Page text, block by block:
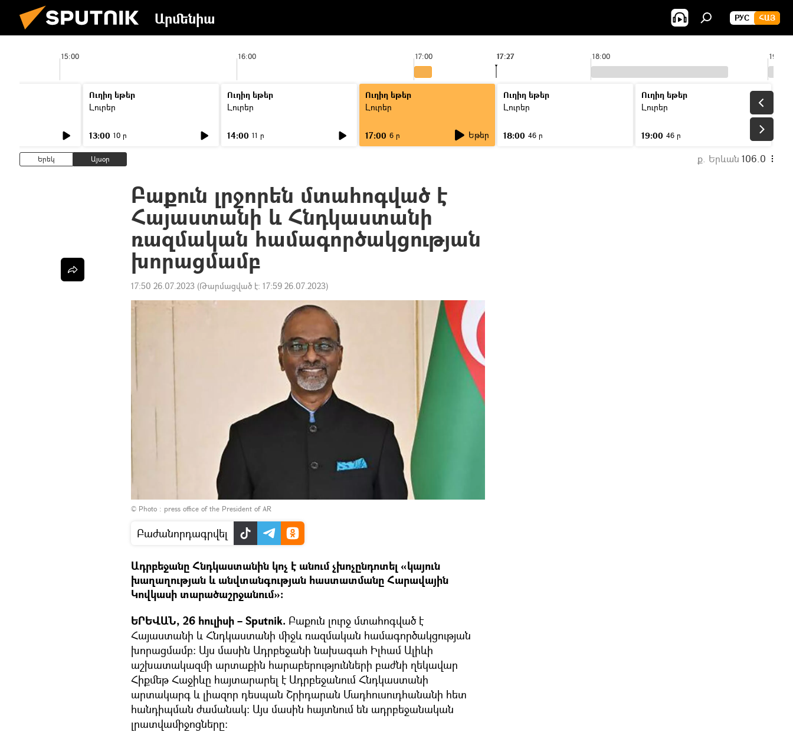
Արմենիա РУС ՀԱՅ
15:00 16:00 17:00 18:00 19:00
17:27
Ուղիղ եթեր
Լուրեր
13:00 10 ր
Ուղիղ եթեր
Լուրեր
14:00 11 ր
Ուղիղ եթեր
Լուրեր
17:00 6 ր Եթեր
Ուղիղ եթեր
Լուրեր
18:00 46 ր
Ուղիղ եթեր
Լուրեր
19:00 46 ր
Երեկ Այսօր ք. Երևան 106.0
Բաքուն լրջորեն մտահոգված է
Հայաստանի և Հնդկաստանի
ռազմական համագործակցության
խորացմամբ
17:50 26.07.2023 (Թարմացված է: 17:59 26.07.2023)
© Photo : press office of the President of AR
Բաժանորդագրվել
Ադրբեջանը Հնդկաստանին կոչ է անում չխոչընդոտել «կայուն
խաղաղության և անվտանգության հաստատմանը Հարավային
Կովկասի տարածաշրջանում»:
ԵՐԵՎԱՆ, 26 հուլիսի – Sputnik. Բաքուն լուրջ մտահոգված է
Հայաստանի և Հնդկաստանի միջև ռազմական համագործակցության
խորացմամբ: Այս մասին Ադրբեջանի նախագահ Իլհամ Ալիևի
աշխատակազմի արտաքին հարաբերությունների բաժնի ղեկավար
Հիքմեթ Հաջիևը հայտարարել է Ադրբեջանում Հնդկաստանի
արտակարգ և լիազոր դեսպան Շրիդարան Մադհուսուդհանանի հետ
հանդիպման ժամանակ։ Այս մասին հայտնում են ադրբեջանական
լրատվամիջոցները։